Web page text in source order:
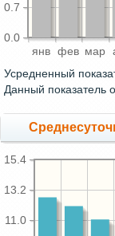
янв фев мар
0.0
0.7
Усредненный
Данный показатель
11.0
13.2
15.4